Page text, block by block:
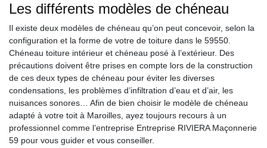
Les différents modèles de chéneau
Il existe deux modèles de chéneau qu’on peut concevoir, selon la
configuration et la forme de votre de toiture dans le 59550.
Chéneau toiture intérieur et chéneau posé à l’extérieur. Des
précautions doivent être prises en compte lors de la construction
de ces deux types de chéneau pour éviter les diverses
condensations, les problèmes d’infiltration d’eau et d’air, les
nuisances sonores… Afin de bien choisir le modèle de chéneau
adapté à votre toit à Maroilles, ayez toujours recours à un
professionnel comme l’entreprise Entreprise RIVIERA Maçonnerie
59 pour vous guider et vous conseiller.